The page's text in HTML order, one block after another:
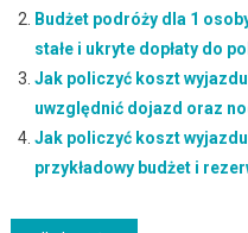
Budżet podróży dla 1
stałe i ukryte dopłaty do
Jak policzyć koszt
uwzględnić dojazd oraz
Jak policzyć koszt
przykładowy budżet i